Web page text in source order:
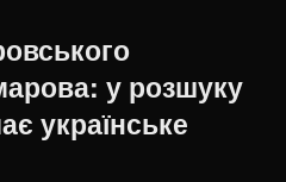
у розшуку
українське